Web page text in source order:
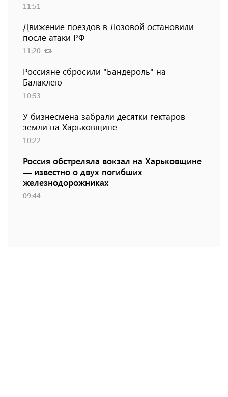
11:51
Движение поездов в Лозовой остановили
после атаки РФ
11:20
Россияне сбросили "Бандероль" на
Балаклею
10:53
У бизнесмена забрали десятки гектаров
земли на Харьковщине
10:22
Россия обстреляла вокзал на Харьковщине
— известно о двух погибших
железнодорожниках
09:44